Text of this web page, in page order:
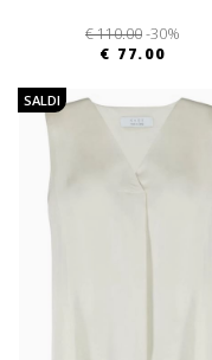
€ 110.00-30%
€ 77.00
SALDI